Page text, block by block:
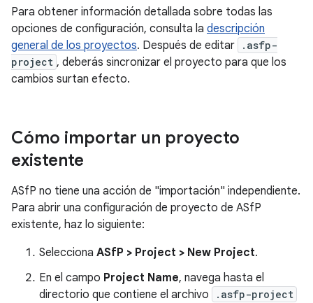
Para obtener información detallada sobre todas las
opciones de configuración, consulta la descripción
general de los proyectos. Después de editar
.asfp-
project , deberás sincronizar el proyecto para que los
cambios surtan efecto.
Cómo importar un proyecto
existente
ASfP no tiene una acción de "importación" independiente.
Para abrir una configuración de proyecto de ASfP
existente, haz lo siguiente:
Selecciona ASfP > Project > New Project.
En el campo Project Name, navega hasta el
directorio que contiene el archivo
.asfp-project